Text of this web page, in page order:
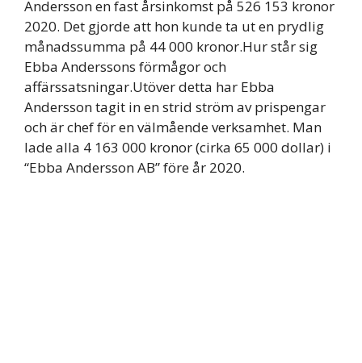
Andersson en fast årsinkomst på 526 153 kronor
2020. Det gjorde att hon kunde ta ut en prydlig
månadssumma på 44 000 kronor.Hur står sig
Ebba Anderssons förmågor och
affärssatsningar.Utöver detta har Ebba
Andersson tagit in en strid ström av prispengar
och är chef för en välmående verksamhet. Man
lade alla 4 163 000 kronor (cirka 65 000 dollar) i
“Ebba Andersson AB” före år 2020.